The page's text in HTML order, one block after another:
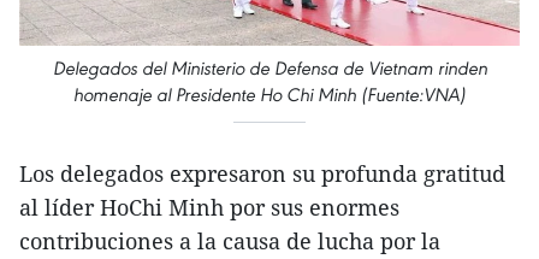
Delegados del Ministerio de Defensa de Vietnam rinden
homenaje al Presidente Ho Chi Minh (Fuente:VNA)
Los delegados expresaron su profunda gratitud
al líder HoChi Minh por sus enormes
contribuciones a la causa de lucha por la